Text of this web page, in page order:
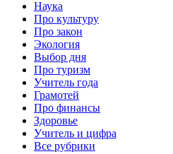
Наука
Про культуру
Про закон
Экология
Выбор дня
Про туризм
Учитель года
Грамотей
Про финансы
Здоровье
Учитель и цифра
Все рубрики